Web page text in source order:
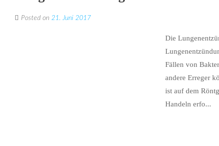
Posted on 21. Juni 2017
Die
Fällen von
andere Erreger
ist auf dem
Handeln erfo...